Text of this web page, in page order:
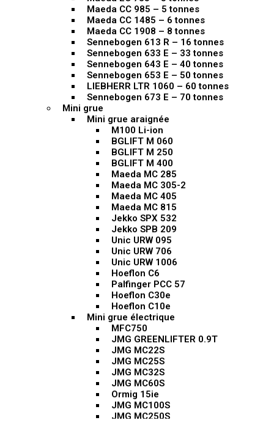
Maeda CC 985 – 5 tonnes
Maeda CC 1485 – 6 tonnes
Maeda CC 1908 – 8 tonnes
Sennebogen 613 R – 16 tonnes
Sennebogen 633 E – 33 tonnes
Sennebogen 643 E – 40 tonnes
Sennebogen 653 E – 50 tonnes
LIEBHERR LTR 1060 – 60 tonnes
Sennebogen 673 E – 70 tonnes
Mini grue
Mini grue araignée
M100 Li-ion
BGLIFT M 060
BGLIFT M 250
BGLIFT M 400
Maeda MC 285
Maeda MC 305-2
Maeda MC 405
Maeda MC 815
Jekko SPX 532
Jekko SPB 209
Unic URW 095
Unic URW 706
Unic URW 1006
Hoeflon C6
Palfinger PCC 57
Hoeflon C30e
Hoeflon C10e
Mini grue électrique
MFC750
JMG GREENLIFTER 0.9T
JMG MC22S
JMG MC25S
JMG MC32S
JMG MC60S
Ormig 15ie
JMG MC100S
JMG MC250S